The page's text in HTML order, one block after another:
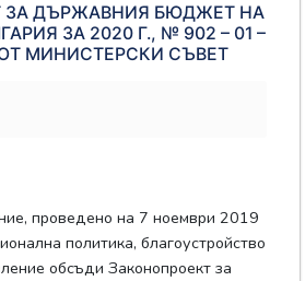
ЗА ДЪРЖАВНИЯ БЮДЖЕТ НА
ЗА 2020 Г., № 902 – 01 –
МИНИСТЕРСКИ СЪВЕТ
проведено на 7 ноември 2019
политика, благоустройство
обсъди Законопроект за